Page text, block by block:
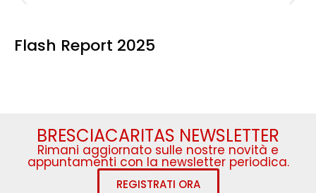
Flash Report 2025
BRESCIACARITAS NEWSLETTER
Rimani aggiornato sulle nostre novità e
appuntamenti con la newsletter periodica.
REGISTRATI ORA